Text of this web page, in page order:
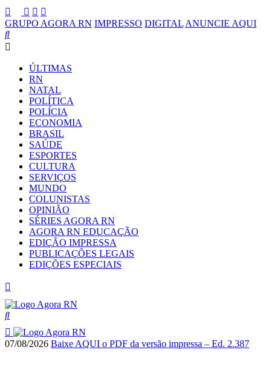
GRUPO AGORA RN IMPRESSO DIGITAL ANUNCIE AQUI
ÚLTIMAS
RN
NATAL
POLÍTICA
POLÍCIA
ECONOMIA
BRASIL
SAÚDE
ESPORTES
CULTURA
SERVIÇOS
MUNDO
COLUNISTAS
OPINIÃO
SÉRIES AGORA RN
AGORA RN EDUCAÇÃO
EDIÇÃO IMPRESSA
PUBLICAÇÕES LEGAIS
EDIÇÕES ESPECIAIS
07/08/2026 Baixe AQUI o PDF da versão impressa – Ed. 2.387